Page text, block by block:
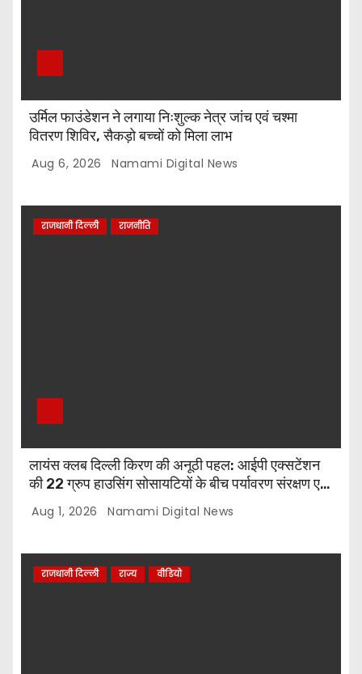
उर्मिल फाउंडेशन ने लगाया निःशुल्क नेत्र जांच एवं चश्मा
वितरण शिविर, सैकड़ो बच्चों को मिला लाभ
Aug 6, 2026 Namami Digital News
राजधानी दिल्ली राजनीति
लायंस क्लब दिल्ली किरण की अनूठी पहल: आईपी एक्सटेंशन
की 22 ग्रुप हाउसिंग सोसायटियों के बीच पर्यावरण संरक्षण एवं
पौधारोपण प्रतियोगिता, संयोजक लायन सुरेश बिंदल की अहम
भूमिका
Aug 1, 2026 Namami Digital News
राजधानी दिल्ली राज्य वीडियो